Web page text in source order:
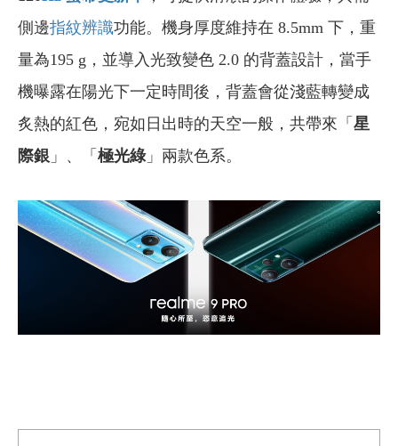
側邊指紋辨識功能。機身厚度維持在 8.5mm 下，重
量為195 g，並導入光致變色 2.0 的背蓋設計，當手
機曝露在陽光下一定時間後，背蓋會從淺藍轉變成
炙熱的紅色，宛如日出時的天空一般，共帶來「 星
際銀 」、「 極光綠」兩款色系。